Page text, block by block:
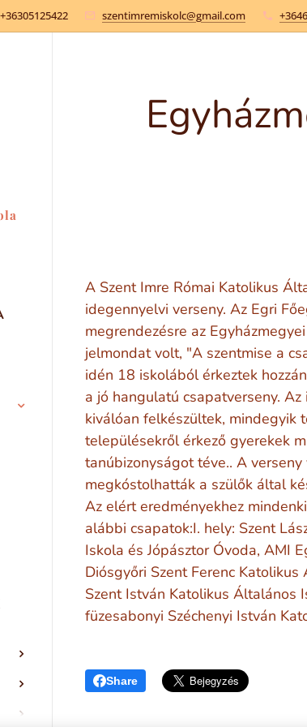
szentimremiskolc@gmail.com
A Szent Imre Római Katolikus
idegennyelvi verseny. Az Egri
megrendezésre az
jelmondat volt, "A szentmise a
idén 18 iskolából érkeztek
a jó hangulatú csapatverseny.
kiválóan felkészültek, mindegyik
településekről érkező gyerekek
tanúbizonyságot téve.. A
megkóstolhatták a szülők által
Az elért eredményekhez
alábbi csapatok:I. hely: Szent
Iskola és Jópásztor Óvoda, AMI
Diósgyőri Szent Ferenc
Szent István Katolikus Általános
füzesabonyi Széchenyi István
Share